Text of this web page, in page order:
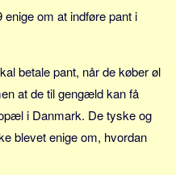
om at indføre pant i
betale pant, når de køber øl
at de til gengæld kan få
i Danmark. De tyske og
blevet enige om, hvordan